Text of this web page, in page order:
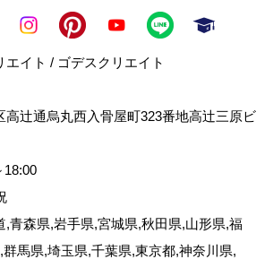
イト / ゴデスクリエイト
高辻通烏丸西入骨屋町323番地高辻三原ビ
18:00
,青森県,岩手県,宮城県,秋田県,山形県,福
馬県,埼玉県,千葉県,東京都,神奈川県,